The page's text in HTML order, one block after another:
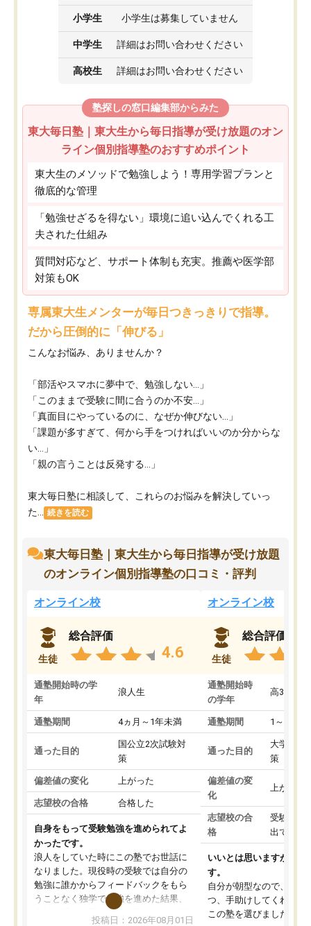
小学生 小学生は募集していません
中学生 詳細はお問い合わせください
高校生 詳細はお問い合わせください
塾探しの窓口編集部からみた
東大毎日塾｜東大生から毎日指導が受け放題のオン
ライン個別指導塾のおすすめポイント
東大生のメソッドで勉強しよう！専用学習プランと
徹底的な管理
「勉強せざるを得ない」環境に追い込んでくれる工
夫された仕組み
質問対応など、サポート体制も充実。推薦や医学部
対策もOK
専属東大生メンターが毎日つきっきりで指導。
だから圧倒的に「伸びる」
こんなお悩み、ありませんか？
「部活やスマホに夢中で、勉強しない…」
「このままで受験に間に合うのか不安…」
「真面目にやっているのに、なぜか伸びない…」
「課題が多すぎて、何から手をつければいいのか分からな
い…」
「親の言うことは反発する…」
東大毎日塾に相談して、これらのお悩みを解決していっ
た...
続きを読む
東大毎日塾｜東大生から毎日指導が受け放題
のオンライン個別指導塾の口コミ・評判
オンライン校
生徒
総合評価
4.6
通塾開始時の学
年
浪人生
通塾期間 4ヵ月～1年未満
通った目的
国公立2次試験対
策
偏差値の変化 上がった
志望校の合格 合格した
自身をもって受験勉強を進められてよ
かったです。
浪人をしていた時にこの塾でお世話に
なりました。現役時の受験では自分の
勉強に誰かからフィードバックをもら
うことなく独学で勉強を進めた結果、
入試本番に地歴の学習が間に合わず不
投稿日：2026年08月01日
オンライン校
生徒
総合評価
通塾開始時
の学年
高3
通塾期間 1～3ヵ月
通った目的
大学入学
策
偏差値の変
化
上がった
志望校の合
格
受験して
出ていな
いいとは思いますが、料
す。
自分が朝型なので、自習
つ、手助けしてくれる設
この塾を選びました。